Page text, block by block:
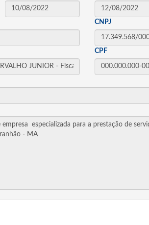
CNPJ
CPF